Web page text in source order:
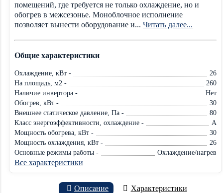
помещений, где требуется не только охлаждение, но и
обогрев в межсезонье. Моноблочное исполнение
позволяет вынести оборудование и... Читать далее...
Общие характеристики
Охлаждение, кВт -
26
На площадь, м2 -
260
Наличие инвертора -
Нет
Обогрев, кВт -
30
Внешнее статическое давление, Па -
80
Класс энергоэффективности, охлаждение -
A
Мощность обогрева, кВт -
30
Мощность охлаждения, кВт -
26
Основные режимы работы -
Охлаждение/нагрев
Все характеристики
Описание
Характеристики